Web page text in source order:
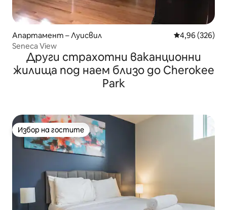
Апартамент – Луисвил Средна
4,96 (326)
Seneca View
Други страхотни ваканционни
жилища под наем близо до Cherokee
Park
Избор на гостите
Избор на гостите